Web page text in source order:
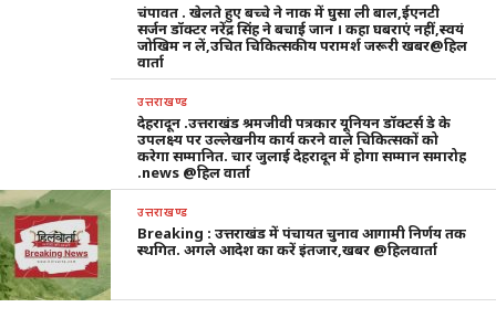
चंपावत . खेलते हुए बच्चे ने नाक में घुसा ली बाल,ईएनटी
सर्जन डॉक्टर नरेंद्र सिंह ने बचाई जान । कहा घबराएं नहीं,स्वयं
जोखिम न लें,उचित चिकित्सकीय परामर्श जरूरी खबर@हिल
वार्ता
उत्तराखण्ड
देहरादून .उत्तराखंड श्रमजीवी पत्रकार यूनियन डॉक्टर्स डे के
उपलक्ष्य पर उल्लेखनीय कार्य करने वाले चिकित्सकों को
करेगा सम्मानित. चार जुलाई देहरादून में होगा सम्मान समारोह
.news @हिल वार्ता
उत्तराखण्ड
Breaking : उत्तराखंड में पंचायत चुनाव आगामी निर्णय तक
स्थगित. अगले आदेश का करें इंतजार,खबर @हिलवार्ता